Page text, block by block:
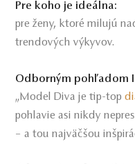
Pre koho je ideálna:
pre ženy, ktoré milujú
trendových výkyvov.
Odborným pohľadom
„Model Diva je tip-top
pohlavie asi nikdy
– a tou najväčšou